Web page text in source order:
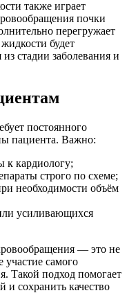
также играет
почки
перегружает
будет
стадии заболевания и
постоянного
пациента. Важно:
к кардиологу;
строго по схеме;
необходимости объём
усиливающихся
— это не
участие самого
Такой подход помогает
и сохранить качество